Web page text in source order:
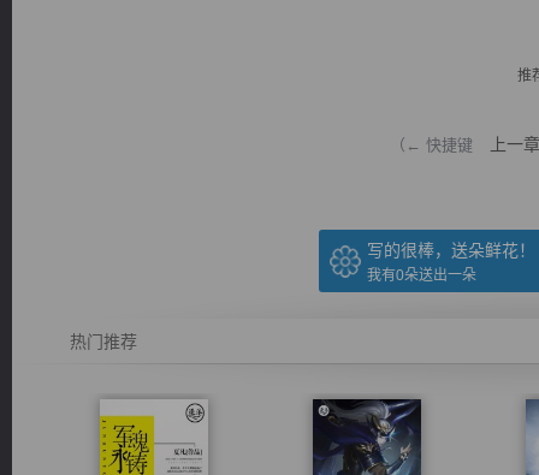
推
（← 快捷键 上一章
写的很棒，送朵鲜花！
我有0朵送出一朵
热门推荐